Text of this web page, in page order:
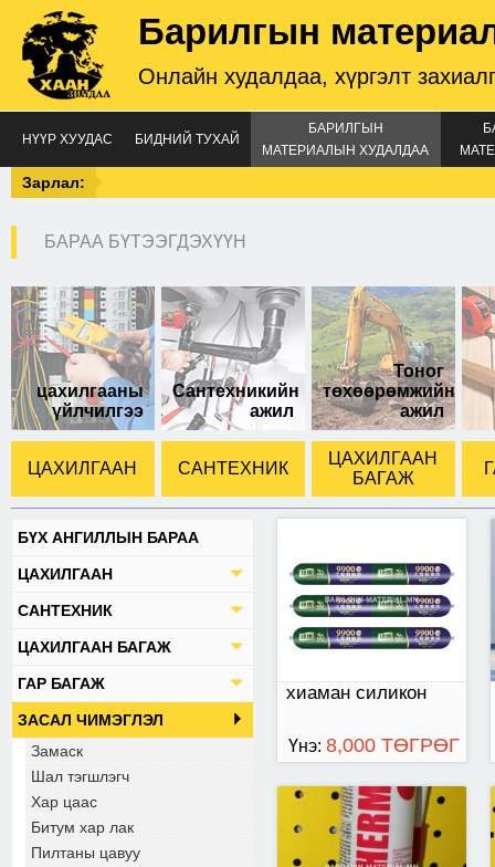
Барилгын
Онлайн худалдаа, хүргэлт
НҮҮР ХУУДАС БИДНИЙ ТУХАЙ
БАРИЛГЫН
МАТЕРИАЛЫН ХУДАЛДАА
Зарлал:
БАРАА БҮТЭЭГДЭХҮҮН
цахилгааны
үйлчилгээ
Сантехникийн
ажил
Тоног
төхөөрөмжийн
ажил
ЦАХИЛГААН САНТЕХНИК
ЦАХИЛГААН
БАГАЖ
БҮХ АНГИЛЛЫН БАРАА
ЦАХИЛГААН
САНТЕХНИК
ЦАХИЛГААН БАГАЖ
ГАР БАГАЖ
ЗАСАЛ ЧИМЭГЛЭЛ
Замаск
Шал тэгшлэгч
Хар цаас
Битум хар лак
Пилтаны цавуу
хиаман силикон
хиаман силикон /хар,
цагаан, саарал,
өнгөгүй/ 4 төрөл.
Үнэ: 8,000 ТӨГРӨГ
+315градус хүртэл
тэсвэртэй
270 мл-ээр савласан